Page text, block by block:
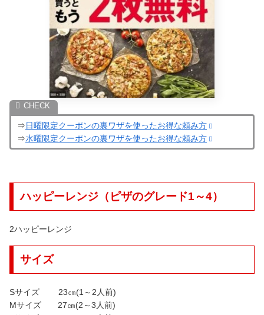
⇒日曜限定クーポンの裏ワザを使ったお得な頼み方
⇒水曜限定クーポンの裏ワザを使ったお得な頼み方
ハッピーレンジ（ピザのグレード1～4）
2ハッピーレンジ
サイズ
Sサイズ 23㎝(1～2人前)
Mサイズ 27㎝(2～3人前)